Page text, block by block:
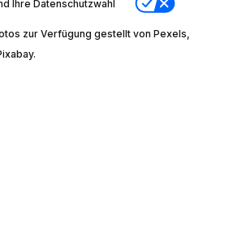
Ihre Datenschutzwahl
zur Verfügung gestellt von Pexels,